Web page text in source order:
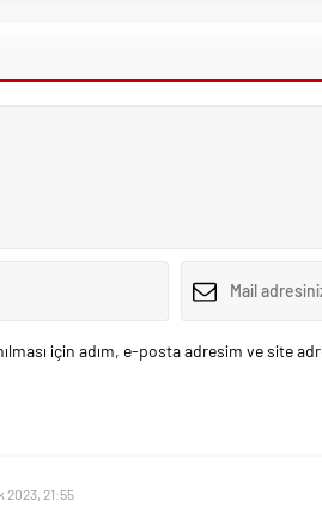
için adım, e-posta adresim ve site
2023, 21:55